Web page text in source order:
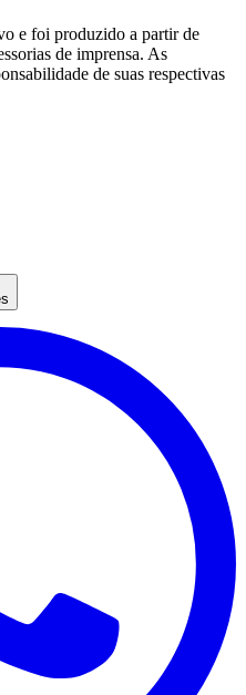
e foi produzido a partir de
de imprensa. As
de suas respectivas